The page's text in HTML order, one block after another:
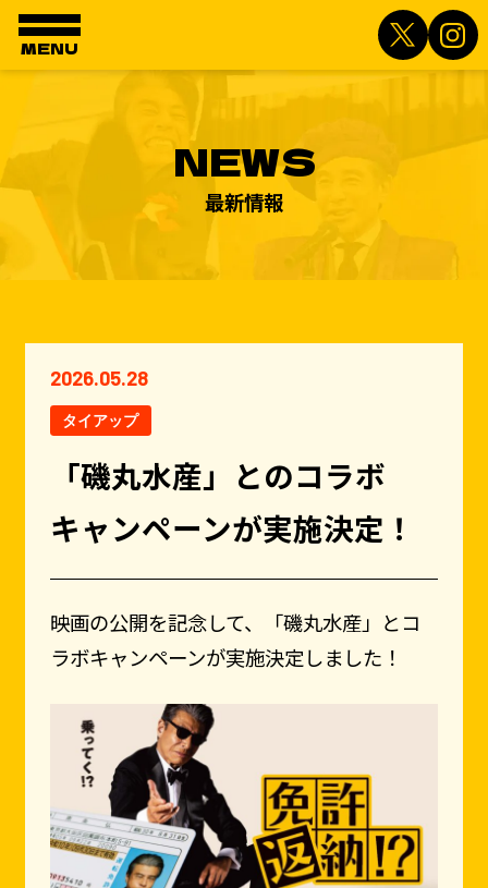
MENU
NEWS
最新情報
2026.05.28
タイアップ
「磯丸水産」とのコラボ
キャンペーンが実施決定！
映画の公開を記念して、「磯丸水産」とコ
ラボキャンペーンが実施決定しました！